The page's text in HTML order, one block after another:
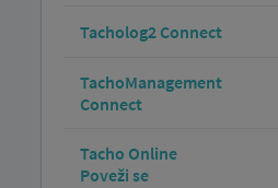
Tacholog2 Connect
TachoManagement
Connect
Tacho Online
Poveži se